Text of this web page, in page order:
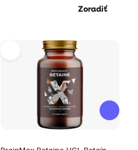
Zoradiť